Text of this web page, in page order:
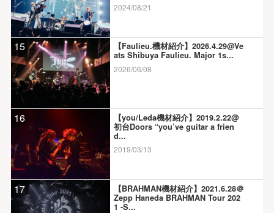
2024/08/21
15
【Faulieu.機材紹介】2026.4.29@Ve
ats Shibuya Faulieu. Major 1s...
2026/06/08
16
【you/Leda機材紹介】2019.2.22@
初台Doors “you’ve guitar a frien
d...
2019/03/13
17
【BRAHMAN機材紹介】2021.6.28＠
Zepp Haneda BRAHMAN Tour 202
1 -S...